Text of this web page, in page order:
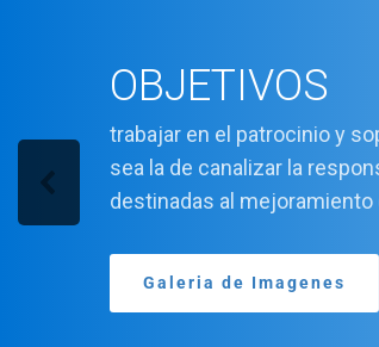
OBJETIVOS
trabajar en el patrocinio y
sea la de canalizar la
destinadas al
Galeria de Imagenes